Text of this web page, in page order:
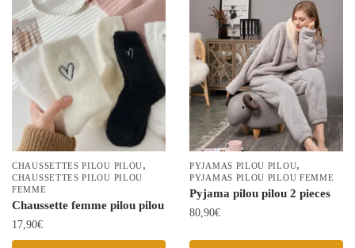
variations.
Les
options
peuvent
être
choisies
sur
la
page
du
produit
plusieurs
variations.
Les
options
peuvent
être
choisies
sur
la
page
du
produit
CHAUSSETTES PILOU PILOU,
CHAUSSETTES PILOU PILOU
FEMME
Chaussette femme pilou pilou
17,90€
PYJAMAS PILOU PILOU,
PYJAMAS PILOU PILOU FEMME
Pyjama pilou pilou 2 pieces
80,90€
Ce